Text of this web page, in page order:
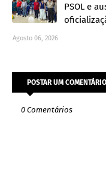
PSOL e
Agosto 06, 2026
POSTAR UM COMENTÁRIO
0 Comentários